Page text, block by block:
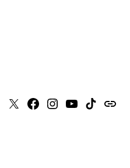
X Faceboook
Instagram
YoutubeTiktokissuu